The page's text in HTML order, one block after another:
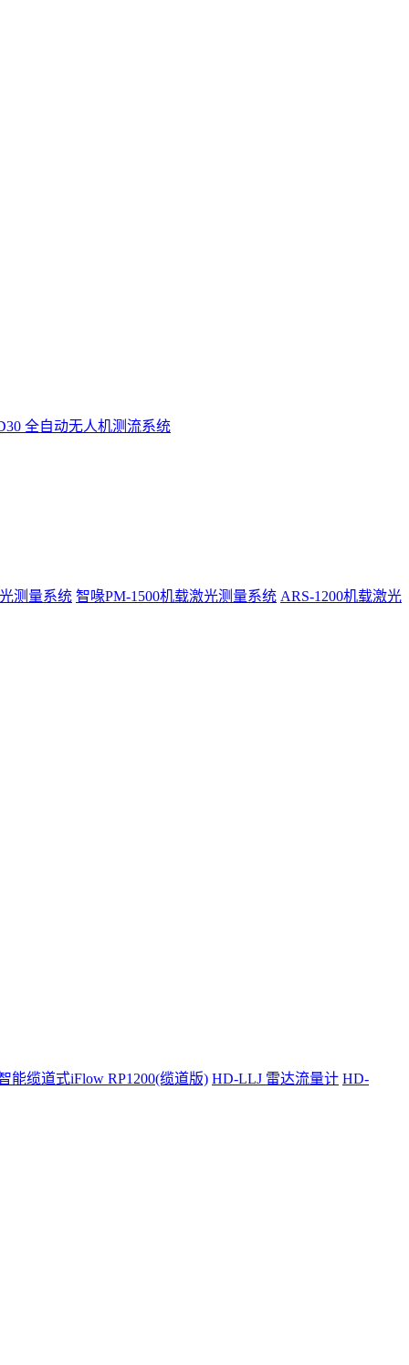
全自动无人机测流系统
测量系统 智喙PM-1500机载激光测量系统 ARS-1200机载激光
能缆道式iFlow RP1200(缆道版) HD-LLJ 雷达流量计 HD-